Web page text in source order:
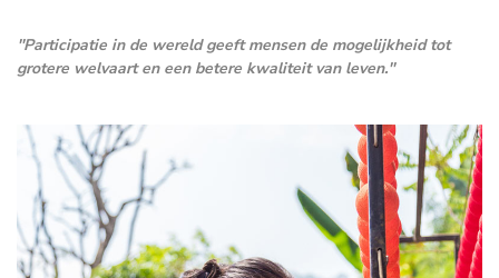
''Participatie in de wereld geeft mensen de mogelijkheid tot
grotere welvaart en een betere kwaliteit van leven.''